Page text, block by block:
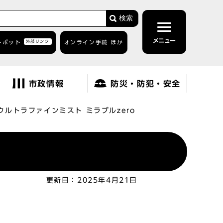
検索
ボット 外部リンク オンライン手続 ほか メニュー
市政情報 防災・防犯・安全
ルトラファインミスト ミラブルzero
更新日： 2025年4月21日